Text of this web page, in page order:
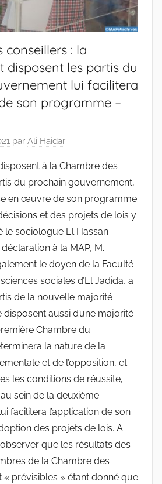
conseillers : la
disposent les partis du
lui facilitera
son programme –
par Ali Haidar
à la Chambre des
du prochain gouvernement,
en œuvre de son programme
et des projets de lois y
le sociologue El Hassan
à la MAP, M.
le doyen de la Faculté
sociales d’El Jadida, a
de la nouvelle majorité
aussi d’une majorité
Chambre du
la nature de la
et de l’opposition, et
les conditions de réussite,
sein de la deuxième
facilitera l’application de son
des projets de lois. A
que les résultats des
de la Chambre des
« prévisibles » étant donné que